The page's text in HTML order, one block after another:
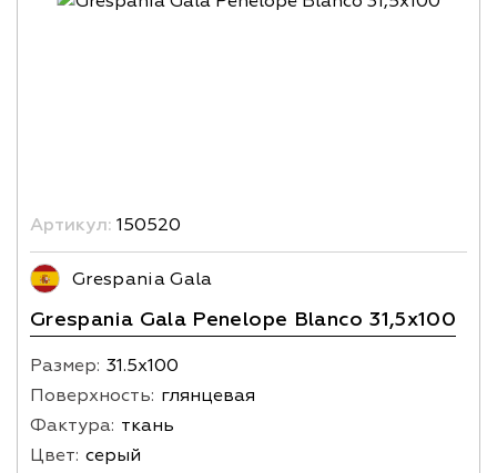
Артикул: 150520
Grespania Gala
Grespania Gala Penelope Blanco 31,5x100
Размер: 31.5х100
Поверхность: глянцевая
Фактура: ткань
Цвет: серый